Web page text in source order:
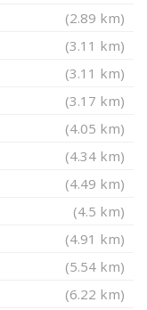
(2.89 km)
(3.11 km)
(3.11 km)
(3.17 km)
(4.05 km)
(4.34 km)
(4.49 km)
(4.5 km)
(4.91 km)
(5.54 km)
(6.22 km)